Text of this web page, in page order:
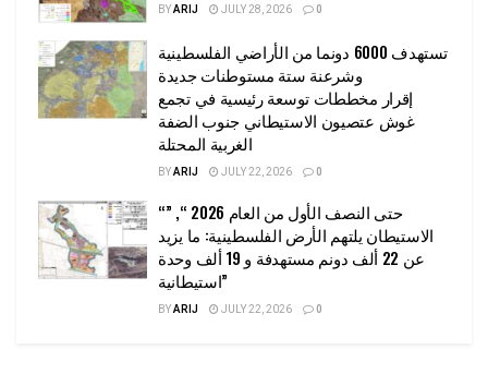
BYARIJ JULY 28, 2026 0
تستهدف 6000 دونما من الأراضي الفلسطينية
وشرعنة ستة مستوطنات جديدة
إقرار مخططات توسعة رئيسية في تجمع
غوش عتصيون الاستيطاني جنوب الضفة
الغربية المحتلة
BYARIJ JULY 22, 2026 0
“حتى النصف الأول من العام 2026 “, ”
الاستيطان يلتهم الأرض الفلسطينية: ما يزيد
عن 22 ألف دونم مستهدفة و 19 ألف وحدة
استيطانية”
BYARIJ JULY 22, 2026 0